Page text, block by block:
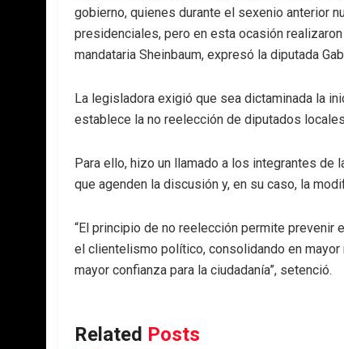
gobierno, quienes durante el sexenio anterior
presidenciales, pero en esta ocasión
mandataria Sheinbaum, expresó la diputada
La legisladora exigió que sea dictaminada la
establece la no reelección de diputados
Para ello, hizo un llamado a los integrantes de
que agenden la discusión y, en su caso, la
“El principio de no reelección permite prevenir
el clientelismo político, consolidando en
mayor confianza para la ciudadanía”, setenció.
Related Posts